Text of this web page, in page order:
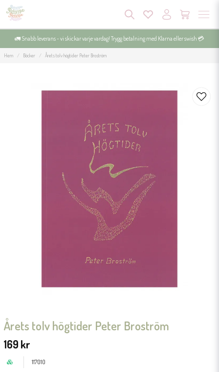
🚛 Snabb leverans - vi skickar varje vardag! Trygg betalning med Klarna eller swish 💳
Hem Böcker Årets tolv högtider Peter Broström
Årets tolv högtider Peter Broström
169 kr
117010